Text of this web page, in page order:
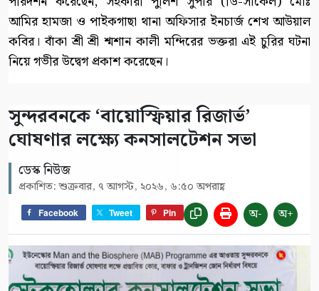
আমির হামজা ও পাইকগাছা থানা অফিসার ইনচার্জ শেখ আউয়াল
কবির। বাঁকা শ্রী শ্রী শ্মশান কালী মন্দিরের ভক্তরা এই চুরির ঘটনা
নিয়ে গভীর উদ্বেগ প্রকাশ করেছেন।
সুন্দরবনকে ‘বায়োস্ফিয়ার রিজার্ভ’
ঘোষণার লক্ষ্যে কনসালটেশন সভা
ডেস্ক নিউজ
প্রকাশিত: শুক্রবার, ৭ আগস্ট, ২০২৬, ৬:৫০ অপরাহ্ণ
Facebook Tweet Pin অ- অ+